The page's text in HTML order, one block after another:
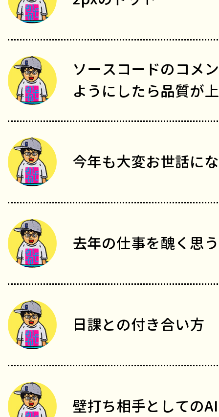
ソースコードのコメ
ようにしたら品質が
今年も大変お世話に
去年の仕事を醜く思う
日課との付き合い方
壁打ち相手としてのAI